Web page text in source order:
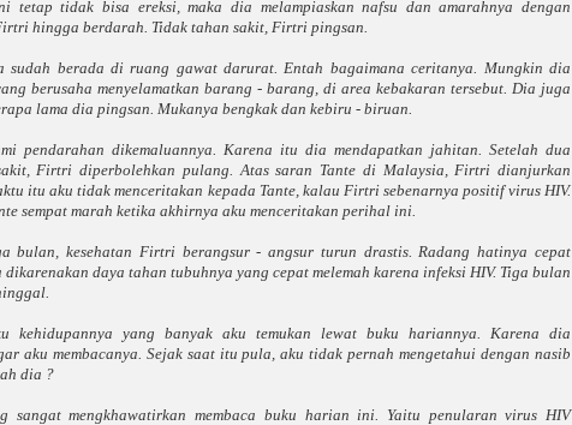
tetap tidak bisa ereksi, maka dia melampiaskan nafsu dan amarahnya dengan
hingga berdarah. Tidak tahan sakit, Firtri pingsan.
sudah berada di ruang gawat darurat. Entah bagaimana ceritanya. Mungkin dia
berusaha menyelamatkan barang - barang, di area kebakaran tersebut. Dia juga
lama dia pingsan. Mukanya bengkak dan kebiru - biruan.
pendarahan dikemaluannya. Karena itu dia mendapatkan jahitan. Setelah dua
Firtri diperbolehkan pulang. Atas saran Tante di Malaysia, Firtri dianjurkan
itu aku tidak menceritakan kepada Tante, kalau Firtri sebenarnya positif virus HIV.
sempat marah ketika akhirnya aku menceritakan perihal ini.
bulan, kesehatan Firtri berangsur - angsur turun drastis. Radang hatinya cepat
dikarenakan daya tahan tubuhnya yang cepat melemah karena infeksi HIV. Tiga bulan
kehidupannya yang banyak aku temukan lewat buku hariannya. Karena dia
aku membacanya. Sejak saat itu pula, aku tidak pernah mengetahui dengan nasib
dia ?
sangat mengkhawatirkan membaca buku harian ini. Yaitu penularan virus HIV